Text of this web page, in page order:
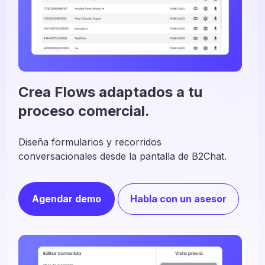
Crea Flows adaptados a tu
proceso comercial.
Diseña formularios y recorridos
conversacionales desde la pantalla de B2Chat.
Agendar demo Habla con un asesor